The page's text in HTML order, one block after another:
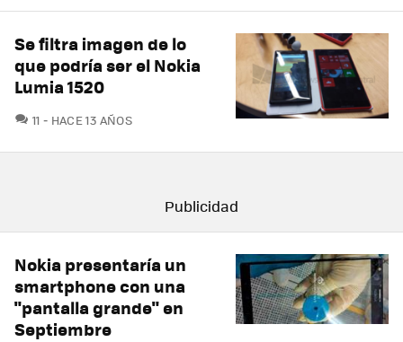
Se filtra imagen de lo
que podría ser el Nokia
Lumia 1520
11 COMENTARIOS
HACE 13 AÑOS
Nokia presentaría un
smartphone con una
"pantalla grande" en
Septiembre